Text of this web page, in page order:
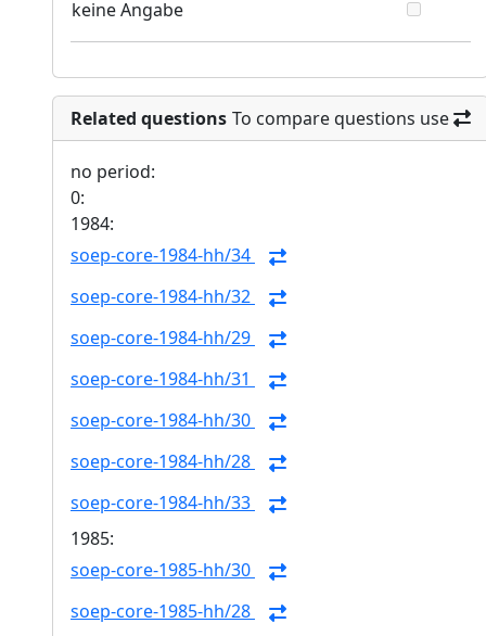
keine Angabe
Related questions To compare questions use
no period:
0:
1984:
soep-core-1984-hh/34
soep-core-1984-hh/32
soep-core-1984-hh/29
soep-core-1984-hh/31
soep-core-1984-hh/30
soep-core-1984-hh/28
soep-core-1984-hh/33
1985:
soep-core-1985-hh/30
soep-core-1985-hh/28